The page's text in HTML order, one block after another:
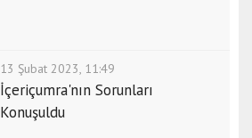
13 Şubat 2023, 11:49
İçeriçumra'nın Sorunları
Konuşuldu